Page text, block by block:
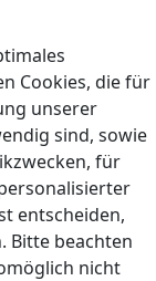
Cookies, die für
unserer
sind, sowie
für
entscheiden,
Bitte beachten
nicht